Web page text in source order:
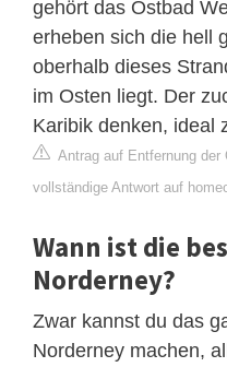
gehört das Ostbad
erheben sich die hell
oberhalb dieses
im Osten liegt. Der
Karibik denken, ideal
Antrag auf Entfernung der
vollständige Antwort auf
Wann ist die
Norderney?
Zwar kannst du das
Norderney machen,